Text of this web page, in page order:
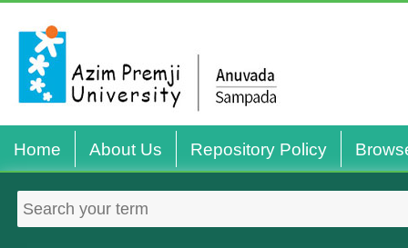
Home About Us Repository Policy